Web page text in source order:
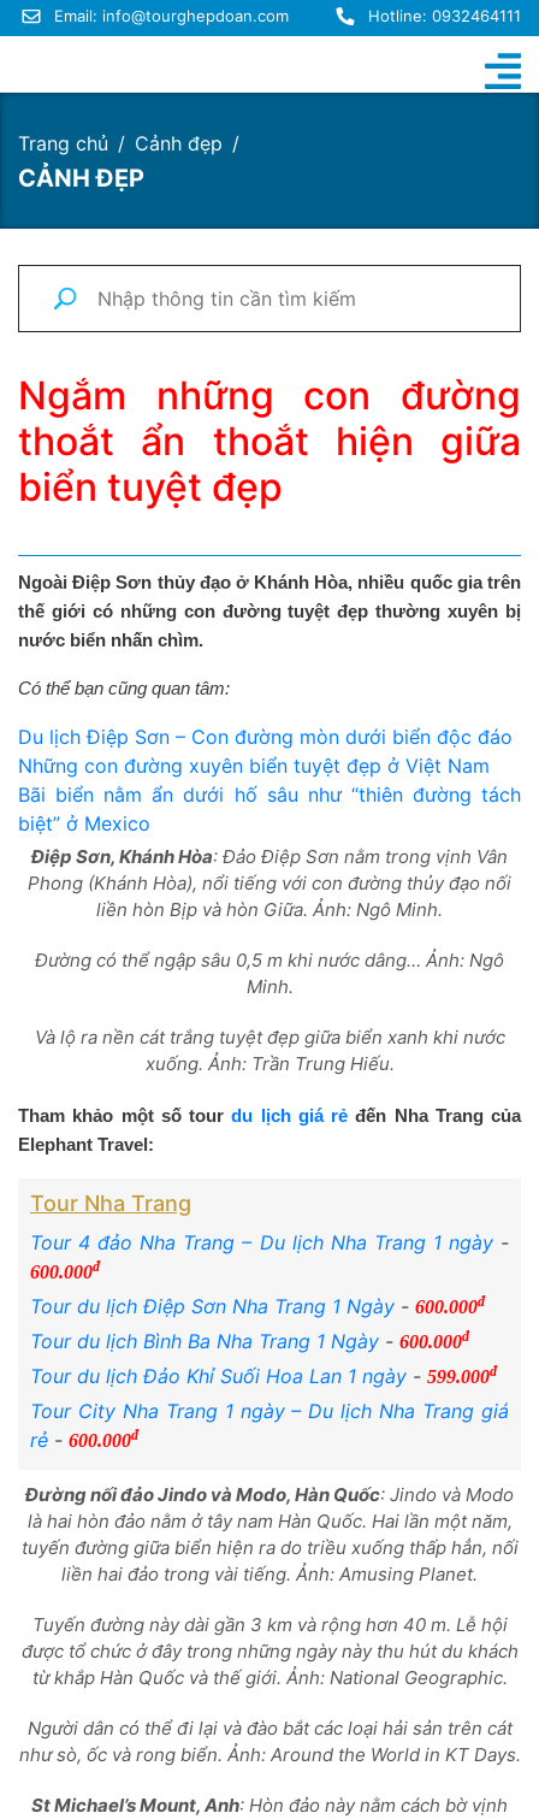
Email: info@tourghepdoan.com Hotline: 0932464111
Trang chủ Cảnh đẹp
CẢNH ĐẸP
Ngắm những con đường
thoắt ẩn thoắt hiện giữa
biển tuyệt đẹp
Ngoài Điệp Sơn thủy đạo ở Khánh Hòa, nhiều quốc gia trên
thế giới có những con đường tuyệt đẹp thường xuyên bị
nước biển nhấn chìm.
Có thể bạn cũng quan tâm:
Du lịch Điệp Sơn – Con đường mòn dưới biển độc đáo
Những con đường xuyên biển tuyệt đẹp ở Việt Nam
Bãi biển nằm ẩn dưới hố sâu như “thiên đường tách
biệt” ở Mexico
Điệp Sơn, Khánh Hòa: Đảo Điệp Sơn nằm trong vịnh Vân
Phong (Khánh Hòa), nổi tiếng với con đường thủy đạo nối
liền hòn Bịp và hòn Giữa. Ảnh: Ngô Minh.
Đường có thể ngập sâu 0,5 m khi nước dâng… Ảnh: Ngô
Minh.
Và lộ ra nền cát trắng tuyệt đẹp giữa biển xanh khi nước
xuống. Ảnh: Trần Trung Hiếu.
Tham khảo một số tourdu lịch giá rẻ đến Nha Trang của
Elephant Travel:
Tour Nha Trang
Tour 4 đảo Nha Trang – Du lịch Nha Trang 1 ngày-
600.000đ
Tour du lịch Điệp Sơn Nha Trang 1 Ngày - 600.000đ
Tour du lịch Bình Ba Nha Trang 1 Ngày - 600.000đ
Tour du lịch Đảo Khỉ Suối Hoa Lan 1 ngày - 599.000đ
Tour City Nha Trang 1 ngày – Du lịch Nha Trang giá
rẻ - 600.000đ
Đường nối đảo Jindo và Modo, Hàn Quốc: Jindo và Modo
là hai hòn đảo nằm ở tây nam Hàn Quốc. Hai lần một năm,
tuyến đường giữa biển hiện ra do triều xuống thấp hẳn, nối
liền hai đảo trong vài tiếng. Ảnh: Amusing Planet.
Tuyến đường này dài gần 3 km và rộng hơn 40 m. Lễ hội
được tổ chức ở đây trong những ngày này thu hút du khách
từ khắp Hàn Quốc và thế giới. Ảnh: National Geographic.
Người dân có thể đi lại và đào bắt các loại hải sản trên cát
như sò, ốc và rong biển. Ảnh: Around the World in KT Days.
St Michael’s Mount, Anh: Hòn đảo này nằm cách bờ vịnh